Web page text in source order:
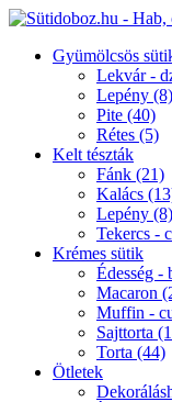
Gyümölcsös
Lekvár -
Lepény (8)
Pite (40)
Rétes (5)
Kelt tészták
Fánk (21)
Kalács
Lepény (8)
Tekercs -
Krémes sütik
Édesség -
Macaron
Muffin -
Sajttorta
Torta (44)
Ötletek